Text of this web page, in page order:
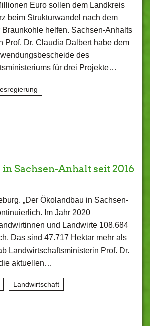
Euro sollen dem Landkreis
beim Strukturwandel nach dem
helfen. Sachsen-Anhalts
Prof. Dr. Claudia Dalbert habe dem
des
für drei Projekte…
Sachsen-Anhalt seit 2016
„Der Ökolandbau in Sachsen-
Im Jahr 2020
und Landwirte 108.684
Das sind 47.717 Hektar mehr als
Landwirtschaftsministerin Prof. Dr.
aktuellen…
Landwirtschaft